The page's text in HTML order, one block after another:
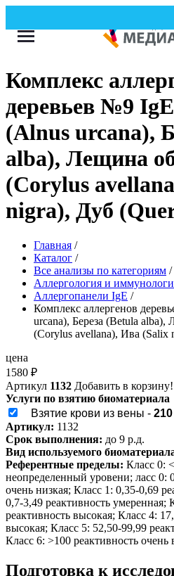
Комплекс
деревьев №9
(Alnus urcana),
alba), Лещина
(Corylus
nigra), Дуб
Главная /
Каталог /
Все анализы по категориям /
Аллергология и
Аллергопанели IgE /
Комплекс аллергенов
urcana), Береза (Betula
(Corylus avellana), Ива (Salix
цена
1580 ₽
Артикул 1132 Добавить в корзину!
Услуги по взятию биоматериала
Взятие крови из вены -
Артикул: 1132
Срок выполнения: до 9 р.д.
Вид используемого
Референтные пределы: Класс 0:
неопределенный уровени; ласс 0:
очень низкая; Класс 1: 0,35-0,69
0,7-3,49 реактивность умеренная;
реактивность высокая; Класс 4:
высокая; Класс 5: 52,50-99,99
Класс 6: >100 реактивность очень
Подготовка к